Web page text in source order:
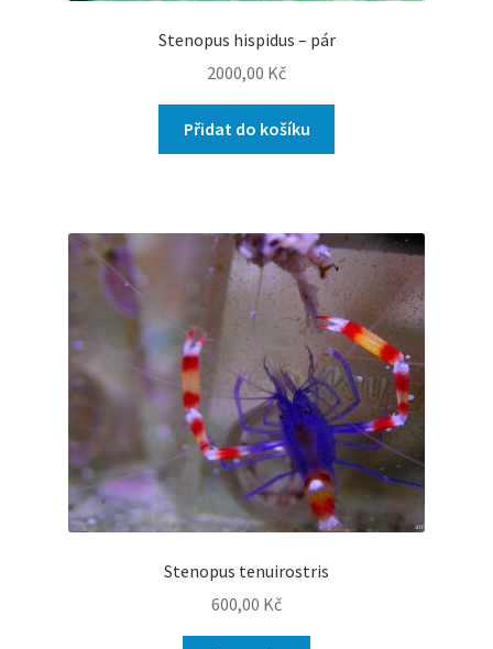
Stenopus hispidus – pár
2000,00 Kč
Přidat do košíku
Stenopus tenuirostris
600,00 Kč